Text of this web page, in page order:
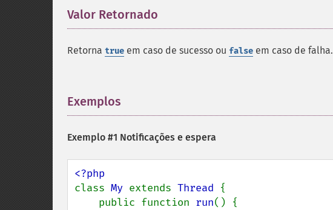
Valor Retornado
Retorna true em caso de sucesso ou false em caso de falha.
Exemplos
Exemplo #1 Notificações e espera
class My extends Thread {
    public function
run() {